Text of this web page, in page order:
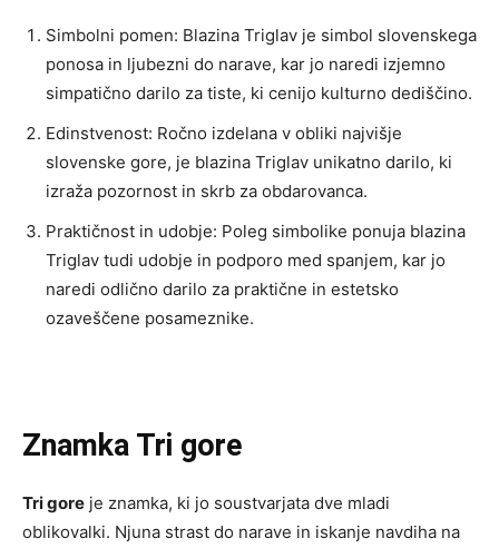
Simbolni pomen: Blazina Triglav je simbol slovenskega
ponosa in ljubezni do narave, kar jo naredi izjemno
simpatično darilo za tiste, ki cenijo kulturno dediščino.
Edinstvenost: Ročno izdelana v obliki najvišje
slovenske gore, je blazina Triglav unikatno darilo, ki
izraža pozornost in skrb za obdarovanca.
Praktičnost in udobje: Poleg simbolike ponuja blazina
Triglav tudi udobje in podporo med spanjem, kar jo
naredi odlično darilo za praktične in estetsko
ozaveščene posameznike.
Znamka Tri gore
Tri gore je znamka, ki jo soustvarjata dve mladi
oblikovalki. Njuna strast do narave in iskanje navdiha na